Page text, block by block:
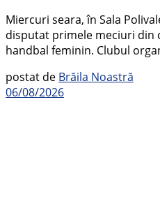
Miercuri seara, în Sala
disputat primele meciuri din
handbal feminin. Clubul
postat de Brăila Noastră
06/08/2026